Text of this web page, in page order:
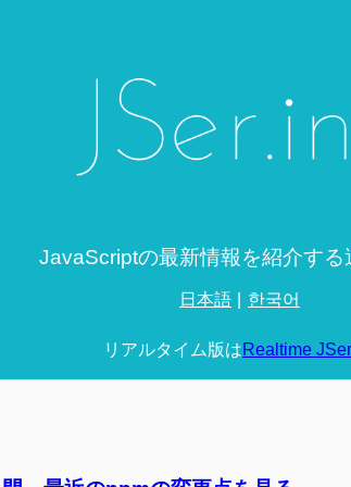
JavaScriptの最新情報を紹介する
日本語 한국어
リアルタイム版はRealtime